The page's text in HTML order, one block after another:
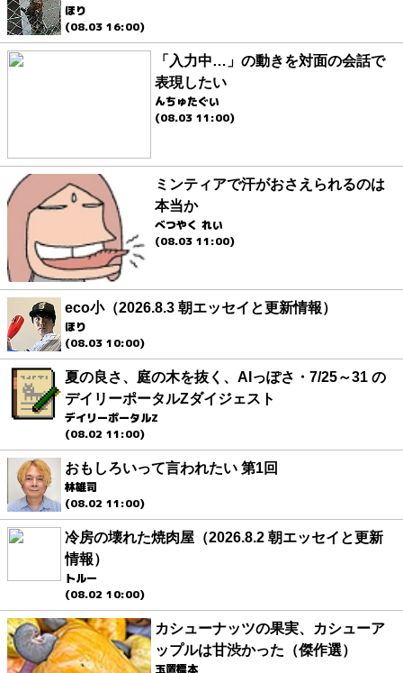
ほり
(08.03 16:00)
「入力中…」の動きを対面の会話で
表現したい
んちゅたぐい
(08.03 11:00)
ミンティアで汗がおさえられるのは
本当か
べつやく れい
(08.03 11:00)
eco小（2026.8.3 朝エッセイと更新情報）
ほり
(08.03 10:00)
夏の良さ、庭の木を抜く、AIっぽさ・7/25～31 の
デイリーポータルZダイジェスト
デイリーポータルZ
(08.02 11:00)
おもしろいって言われたい 第1回
林雄司
(08.02 11:00)
冷房の壊れた焼肉屋（2026.8.2 朝エッセイと更新
情報）
トルー
(08.02 10:00)
カシューナッツの果実、カシューア
ップルは甘渋かった（傑作選）
玉置標本